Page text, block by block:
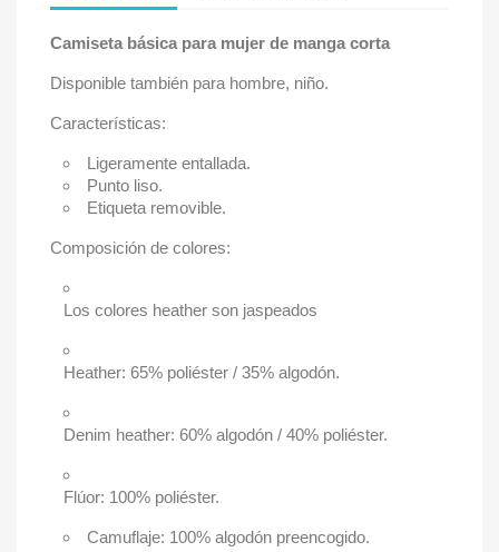
Camiseta básica para mujer de manga corta
Disponible también para hombre, niño.
Características:
Ligeramente entallada.
Punto liso.
Etiqueta removible.
Composición de colores:
Los colores heather son jaspeados
Heather: 65% poliéster / 35% algodón.
Denim heather: 60% algodón / 40% poliéster.
Flúor: 100% poliéster.
Camuflaje: 100% algodón preencogido.